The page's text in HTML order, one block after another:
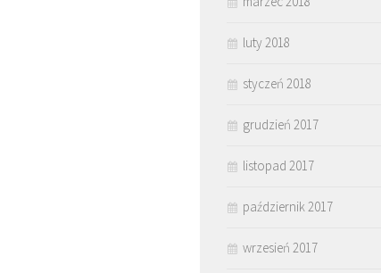
luty 2018
styczeń 2018
grudzień 2017
listopad 2017
październik 2017
wrzesień 2017